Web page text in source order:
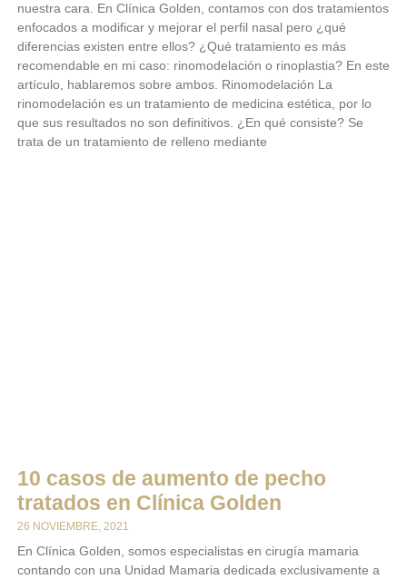
nuestra cara. En Clínica Golden, contamos con dos tratamientos
enfocados a modificar y mejorar el perfil nasal pero ¿qué
diferencias existen entre ellos? ¿Qué tratamiento es más
recomendable en mi caso: rinomodelación o rinoplastia? En este
artículo, hablaremos sobre ambos. Rinomodelación La
rinomodelación es un tratamiento de medicina estética, por lo
que sus resultados no son definitivos. ¿En qué consiste? Se
trata de un tratamiento de relleno mediante
10 casos de aumento de pecho
tratados en Clínica Golden
26 NOVIEMBRE, 2021
En Clínica Golden, somos especialistas en cirugía mamaria
contando con una Unidad Mamaria dedicada exclusivamente a